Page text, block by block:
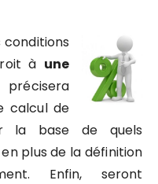
à une
calcul de
la base de quels
plus de la définition
Enfin, seront